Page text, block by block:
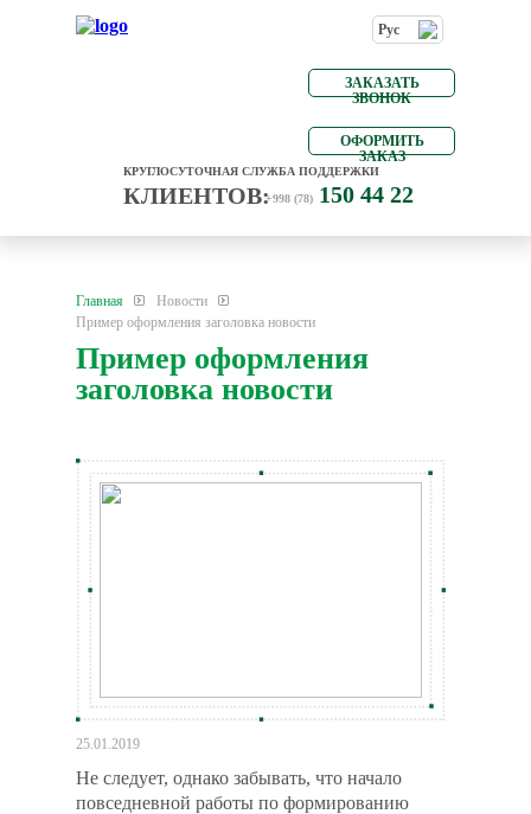
Рус
КРУГЛОСУТОЧНАЯ СЛУЖБА ПОДДЕРЖКИ
КЛИЕНТОВ:+998 (78) 150 44 22
ЗАКАЗАТЬ
ЗВОНОК
ОФОРМИТЬ
ЗАКАЗ
Главная
Новости
Пример оформления заголовка новости
Пример оформления
заголовка новости
25.01.2019
Не следует, однако забывать, что начало
повседневной работы по формированию